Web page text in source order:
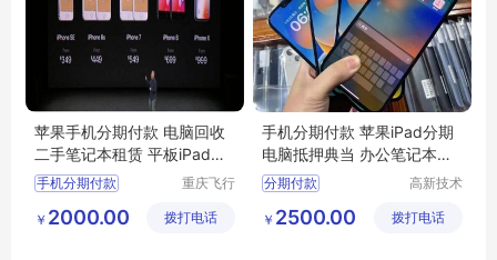
苹果手机分期付款 电脑回收
二手笔记本租赁 平板iPad抵
押典当
手机分期付款
重庆飞行
限公司
￥ 2000.00 拨打电话
手机分期付款 苹果iPad分期
电脑抵押典当 办公笔记本短
租
分期付款
高新技术
区良驹电
￥ 2500.00 拨打电话